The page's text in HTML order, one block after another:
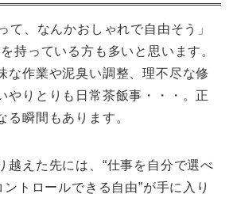
て、なんかおしゃれで自由そう」
持っている方も多いと思います。
な作業や泥臭い調整、理不尽な修
やりとりも日常茶飯事・・・。正
る瞬間もあります。
越えた先には、“仕事を自分で選べ
ントロールできる自由”が手に入り